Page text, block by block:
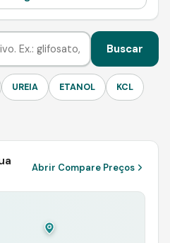
Buscar
UREIA ETANOL KCL
Abrir Compare Preços